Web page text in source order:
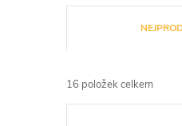
a
z
16 položek celkem